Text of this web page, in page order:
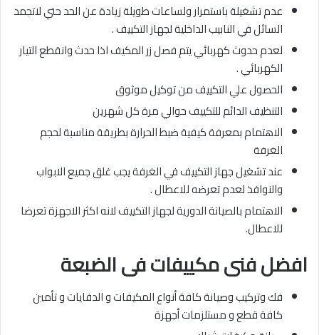
عدم تشغيلة باستمرار ولساعات طويلة زيادة عن الحد حتي لاتجمد
السائل في النابيب الداخلية لجهاز التكييف .
لعدم حدوث كهربائي يتم فصل زر المكيف اذا حدث وانقطع التيار
الكهربائي .
الحصول علي التكييف من توكيل موثوق
التنظيف الدائم للتكييف حوالي مرة كل شهرين
الاهتمام بمعرفة كيفية ضبط الحرارة بطريقة مناسبة لحجم
الغرفة
عند تشغيل جهاز التكييف في الغرفة يجب غلق جميع الابواب
والنوافذ لعدم تعرضه للاعطال .
الاهتمام بالصيانة الدورية لجهاز التكييف لانه اكثر الاجهزة تعرضا
للاعطال.
افضل فنى مكييفاتفى الضبعة
فك وتركيب وصيانة كافة أنواع المكيفات و الدفايات و تأمين
كافة قطع و مستلزمات أجهزة